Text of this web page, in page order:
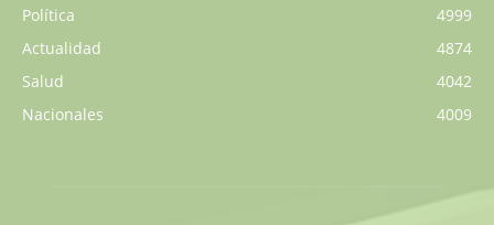
Política
4999
Actualidad
4874
Salud
4042
Nacionales
4009